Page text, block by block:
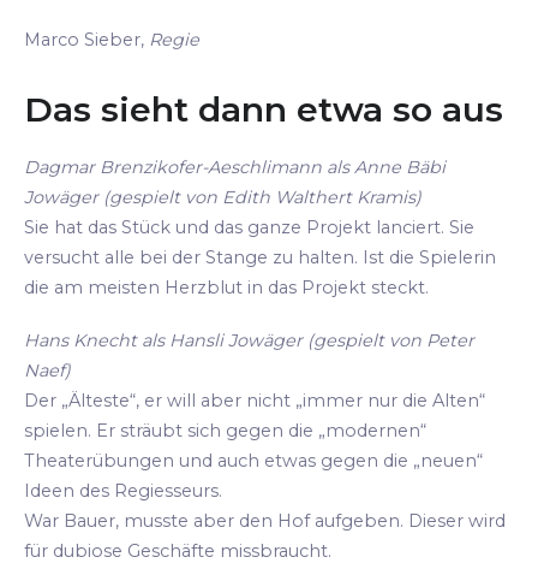
Marco Sieber, Regie
Das sieht dann etwa so aus
Dagmar Brenzikofer-Aeschlimann als Anne Bäbi
Jowäger (gespielt von Edith Walthert Kramis)
Sie hat das Stück und das ganze Projekt lanciert. Sie
versucht alle bei der Stange zu halten. Ist die Spielerin
die am meisten Herzblut in das Projekt steckt.
Hans Knecht als Hansli Jowäger (gespielt von Peter
Naef)
Der „Älteste“, er will aber nicht „immer nur die Alten“
spielen. Er sträubt sich gegen die „modernen“
Theaterübungen und auch etwas gegen die „neuen“
Ideen des Regiesseurs.
War Bauer, musste aber den Hof aufgeben. Dieser wird
für dubiose Geschäfte missbraucht.